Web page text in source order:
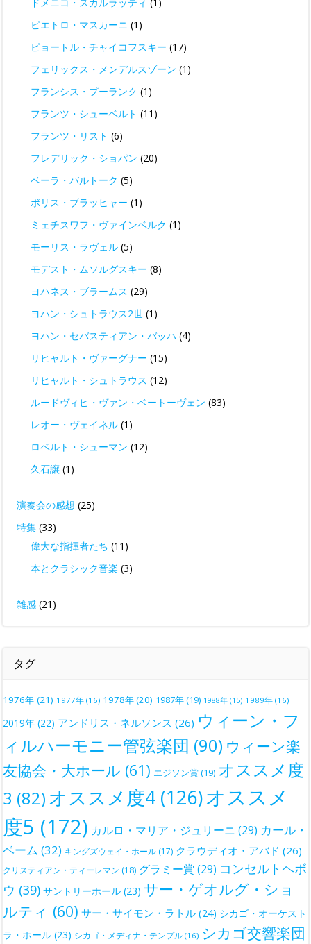
ドメニコ・スカルラッティ (1)
ピエトロ・マスカーニ (1)
ピョートル・チャイコフスキー (17)
フェリックス・メンデルスゾーン (1)
フランシス・プーランク (1)
フランツ・シューベルト (11)
フランツ・リスト (6)
フレデリック・ショパン (20)
ベーラ・バルトーク (5)
ボリス・ブラッヒャー (1)
ミェチスワフ・ヴァインベルク (1)
モーリス・ラヴェル (5)
モデスト・ムソルグスキー (8)
ヨハネス・ブラームス (29)
ヨハン・シュトラウス2世 (1)
ヨハン・セバスティアン・バッハ (4)
リヒャルト・ヴァーグナー (15)
リヒャルト・シュトラウス (12)
ルードヴィヒ・ヴァン・ベートーヴェン (83)
レオー・ヴェイネル (1)
ロベルト・シューマン (12)
久石譲 (1)
演奏会の感想 (25)
特集 (33)
偉大な指揮者たち (11)
本とクラシック音楽 (3)
雑感 (21)
タグ
1976年 (21) 1977年 (16) 1978年(20) 1987年(19) 1988年 (15) 1989年 (16)
2019年 (22) アンドリス・ネルソンス (26) ウィーン・フ
ィルハーモニー管弦楽団 (90) ウィーン楽
友協会・大ホール (61) エジソン賞(19) オススメ度
3 (82) オススメ度4 (126)オススメ
度5 (172) カルロ・マリア・ジュリーニ (29) カール・
ベーム (32) キングズウェイ・ホール (17) クラウディオ・アバド (26)
クリスティアン・ティーレマン (18) グラミー賞 (29) コンセルトヘボ
ウ (39) サントリーホール (23) サー・ゲオルグ・ショ
ルティ (60) サー・サイモン・ラトル (24) シカゴ・オーケスト
ラ・ホール (23) シカゴ・メディナ・テンプル (16) シカゴ交響楽団